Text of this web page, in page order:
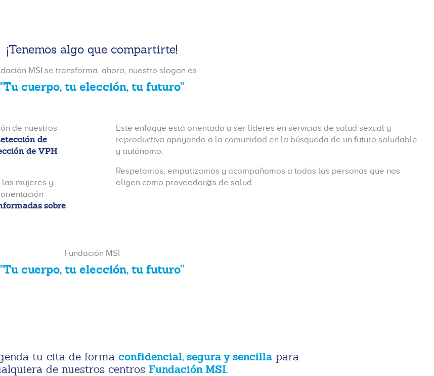
¡Tenemos algo que compartirte!
MSI se transforma, ahora, nuestro slogan es
cuerpo, tu elección, tu futuro”
de nuestros
de
de VPH
mujeres y
sobre
Este enfoque está orientado a ser líderes en servicios de salud sexual y
reproductiva apoyando a la comunidad en la búsqueda de un futuro saludable
y autónomo.
Respetamos, empatizamos y acompañamos a todas las personas que nos
eligen como proveedor@s de salud.
Fundación MSI
cuerpo, tu elección, tu futuro”
tu cita de forma confidencial, segura y sencillapara
de nuestros centros Fundación MSI.